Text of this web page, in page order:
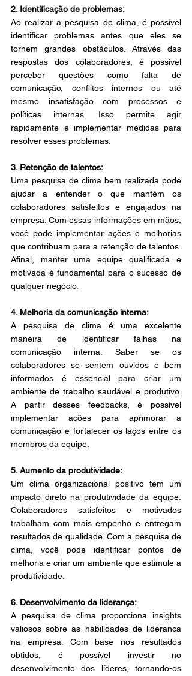
2. Identificação de problemas:
Ao realizar a pesquisa de clima, é possível
identificar problemas antes que eles se
tornem grandes obstáculos. Através das
respostas dos colaboradores, é possível
perceber questões como falta de
comunicação, conflitos internos ou até
mesmo insatisfação com processos e
políticas internas. Isso permite agir
rapidamente e implementar medidas para
resolver esses problemas.
3. Retenção de talentos:
Uma pesquisa de clima bem realizada pode
ajudar a entender o que mantém os
colaboradores satisfeitos e engajados na
empresa. Com essas informações em mãos,
você pode implementar ações e melhorias
que contribuam para a retenção de talentos.
Afinal, manter uma equipe qualificada e
motivada é fundamental para o sucesso de
qualquer negócio.
4. Melhoria da comunicação interna:
A pesquisa de clima é uma excelente
maneira de identificar falhas na
comunicação interna. Saber se os
colaboradores se sentem ouvidos e bem
informados é essencial para criar um
ambiente de trabalho saudável e produtivo.
A partir desses feedbacks, é possível
implementar ações para aprimorar a
comunicação e fortalecer os laços entre os
membros da equipe.
5. Aumento da produtividade:
Um clima organizacional positivo tem um
impacto direto na produtividade da equipe.
Colaboradores satisfeitos e motivados
trabalham com mais empenho e entregam
resultados de qualidade. Com a pesquisa de
clima, você pode identificar pontos de
melhoria e criar um ambiente que estimule a
produtividade.
6. Desenvolvimento da liderança:
A pesquisa de clima proporciona insights
valiosos sobre as habilidades de liderança
na empresa. Com base nos resultados
obtidos, é possível investir no
desenvolvimento dos líderes, tornando-os